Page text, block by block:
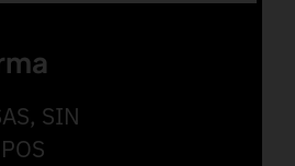
SIN